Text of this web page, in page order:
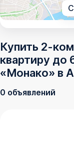
Купить 2-
квартиру до
«Монако» в
0 объявлений